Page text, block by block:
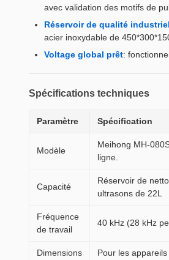
avec validation des motifs de
Réservoir de qualité
acier inoxydable de
Voltage global prêt:
Spécifications techniques
Paramètre Spécification
Modèle
Meihong MH-
ligne.
Capacité
Réservoir de
ultrasons de 22L
Fréquence
de travail
40 kHz (28 kHz
Dimensions
Pour les